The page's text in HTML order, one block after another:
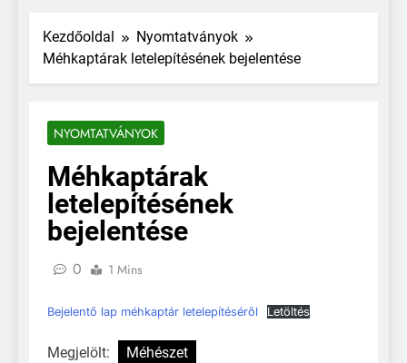
Kezdőoldal
Nyomtatványok
Méhkaptárak letelepítésének bejelentése
NYOMTATVÁNYOK
Méhkaptárak
letelepítésének
bejelentése
0 1 Mins
Bejelentő lap méhkaptár letelepítéséről Letöltés
Megjelölt: Méhészet